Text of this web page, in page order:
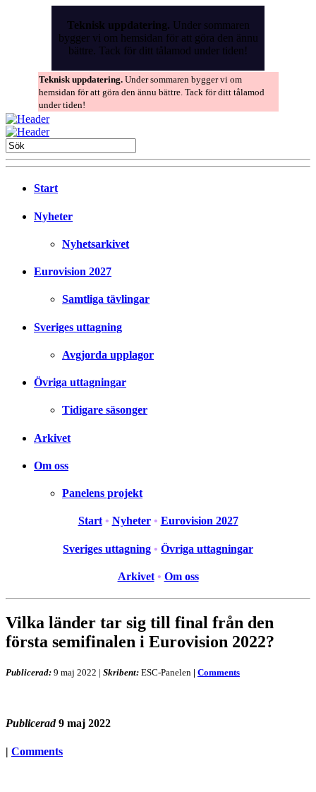
Teknisk uppdatering. Under sommaren
bygger vi om hemsidan för att göra den ännu
bättre. Tack för ditt tålamod under tiden!
Teknisk uppdatering. Under sommaren bygger vi om
hemsidan för att göra den ännu bättre. Tack för ditt tålamod
under tiden!
Start
Nyheter
Nyhetsarkivet
Eurovision 2027
Samtliga tävlingar
Sveriges uttagning
Avgjorda upplagor
Övriga uttagningar
Tidigare säsonger
Arkivet
Om oss
Panelens projekt
Start • Nyheter • Eurovision 2027
Sveriges uttagning • Övriga uttagningar
Arkivet • Om oss
Vilka länder tar sig till final från den
första semifinalen i Eurovision 2022?
Publicerad: 9 maj 2022 | Skribent: ESC-Panelen | Comments
Publicerad 9 maj 2022
| Comments